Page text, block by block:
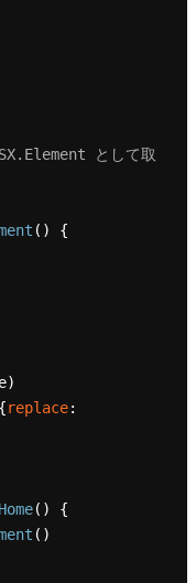
( ) {
replace:
Home( ) {
()